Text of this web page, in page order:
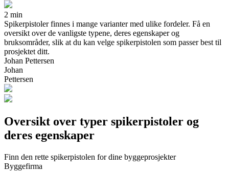
2 min
Spikerpistoler finnes i mange varianter med ulike fordeler. Få en
oversikt over de vanligste typene, deres egenskaper og
bruksområder, slik at du kan velge spikerpistolen som passer best til
prosjektet ditt.
Johan Pettersen
Johan
Pettersen
Oversikt over typer spikerpistoler og
deres egenskaper
Finn den rette spikerpistolen for dine byggeprosjekter
Byggefirma